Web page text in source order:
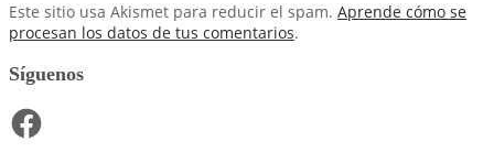
Este sitio usa Akismet para reducir el spam. Aprende cómo se
procesan los datos de tus comentarios.
Síguenos
Facebook